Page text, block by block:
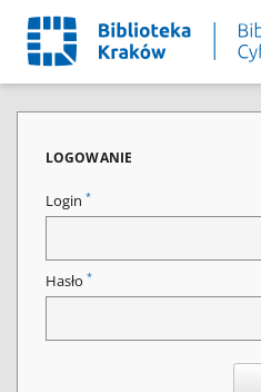
LOGOWANIE
Login *
Hasło *